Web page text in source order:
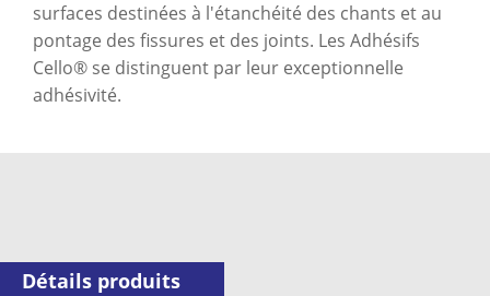
surfaces destinées à l'étanchéité des chants et au
pontage des fissures et des joints. Les Adhésifs
Cello® se distinguent par leur exceptionnelle
adhésivité.
Détails produits